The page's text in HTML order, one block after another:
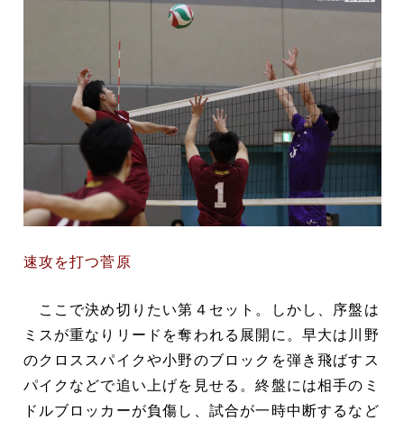
速攻を打つ菅原
ここで決め切りたい第４セット。しかし、序盤は
ミスが重なりリードを奪われる展開に。早大は川野
のクロススパイクや小野のブロックを弾き飛ばすス
パイクなどで追い上げを見せる。終盤には相手のミ
ドルブロッカーが負傷し、試合が一時中断するなど